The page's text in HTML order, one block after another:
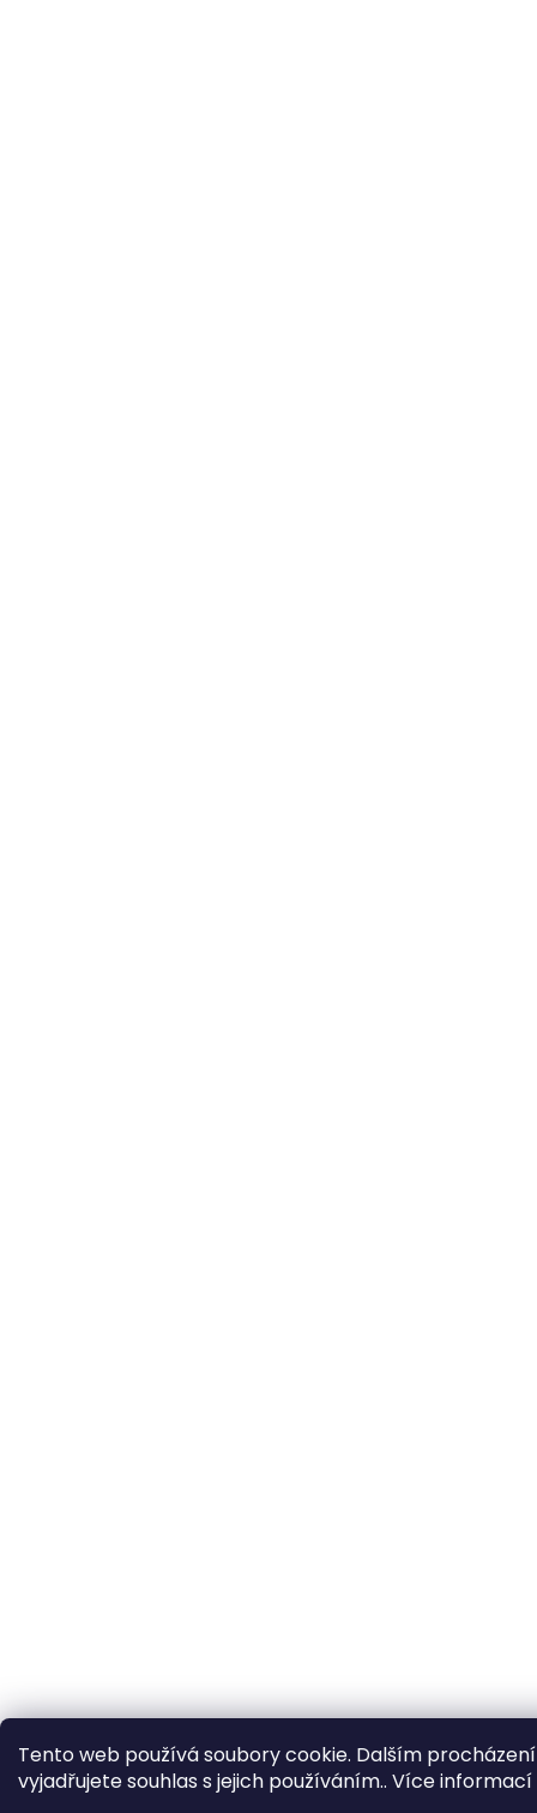
Tento web používá soubory cookie. Dalším
vyjadřujete souhlas s jejich používáním.. Více informací